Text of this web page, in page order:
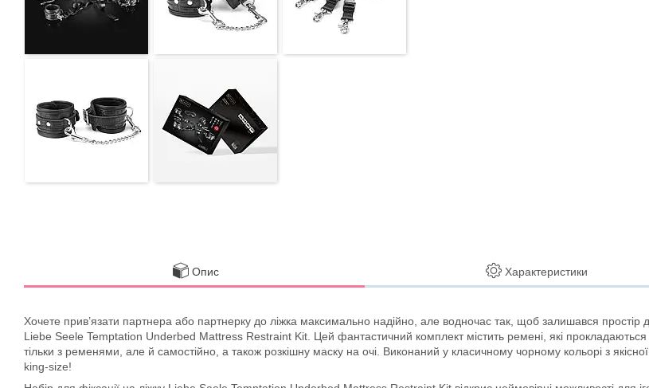
Опис Характеристики
Хочете прив’язати партнера або партнерку до ліжка максимально надійно, але водночас так, щоб залишався простір
Liebe Seele Temptation Underbed Mattress Restraint Kit. Цей фантастичний комплект містить ремені, які
тільки з ременями, але й самостійно, а також розкішну маску на очі. Виконаний у класичному чорному кольорі з
king-size!